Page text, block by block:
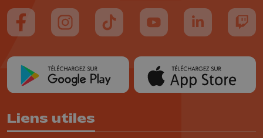
Suivez-nous sur FaceBook
Suivez-nous sur Instagram
Suivez-nous sur TikTok
Suivez-nous sur YouTube
Suivez-nous
Liens utiles